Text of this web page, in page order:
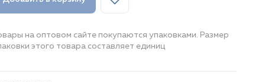
на оптовом сайте покупаются упаковками. Размер
этого товара составляет единиц